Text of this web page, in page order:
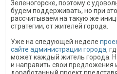
Зеленогорске, поэтому с
будем поддерживать, но при
рассчитываем на такую же
стратегии, от жителей города.
Уже на следующей неделе
сайте администрации города,
может каждый житель города.
и направить свои предложения